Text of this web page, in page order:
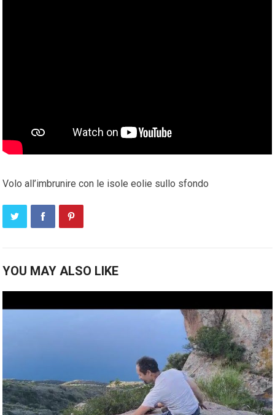
Volo all’imbrunire con le isole eolie sullo sfondo
YOU MAY ALSO LIKE